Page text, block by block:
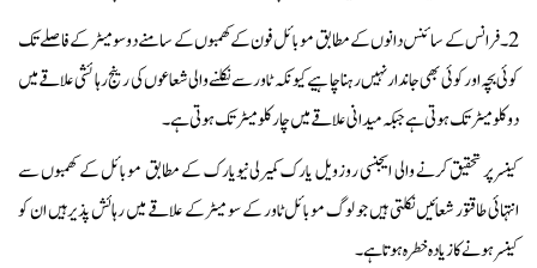
2۔ فرانس کے سائنس دانوں کے مطابق موبائل فون کے کھمبوں کے سامنے دو سو میٹر کے فاصلے تک
کوئی بچہ اور کوئی بھی جاندار نہیں رہنا چاہیے کیونکہ ٹاور سے نکلنے والی شعاعوں کی رینج رہائشی علاقے میں
دو کلومیٹر تک ہوتی ہے جبکہ میدانی علاقے میں چار کلو میٹر تک ہوتی ہے ۔
کینسر پر تحقیق کرنے والی ایجنسی روزویل یارک کمیرلی نیویارک کے مطابق موبائل کے کھمبوں سے
انتہائی طاقتور شعائیں نکلتی ہیں جو لوگ موبائل ٹاور کے سو میٹر کے علاقے میں رہائش پذیر ہیں ان کو
کینسر ہونے کا زیادہ خطرہ ہوتا ہے۔